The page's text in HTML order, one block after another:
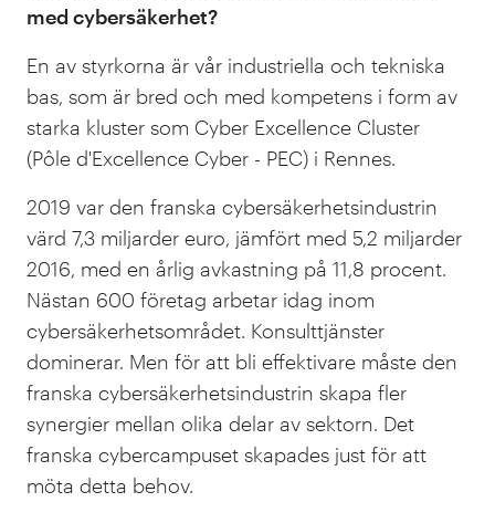
med cybersäkerhet?
En av styrkorna är vår industriella och tekniska
bas, som är bred och med kompetens i form av
starka kluster som Cyber Excellence Cluster
(Pôle d'Excellence Cyber - PEC) i Rennes.
2019 var den franska cybersäkerhetsindustrin
värd 7,3 miljarder euro, jämfört med 5,2 miljarder
2016, med en årlig avkastning på 11,8 procent.
Nästan 600 företag arbetar idag inom
cybersäkerhetsområdet. Konsulttjänster
dominerar. Men för att bli effektivare måste den
franska cybersäkerhetsindustrin skapa fler
synergier mellan olika delar av sektorn. Det
franska cybercampuset skapades just för att
möta detta behov.